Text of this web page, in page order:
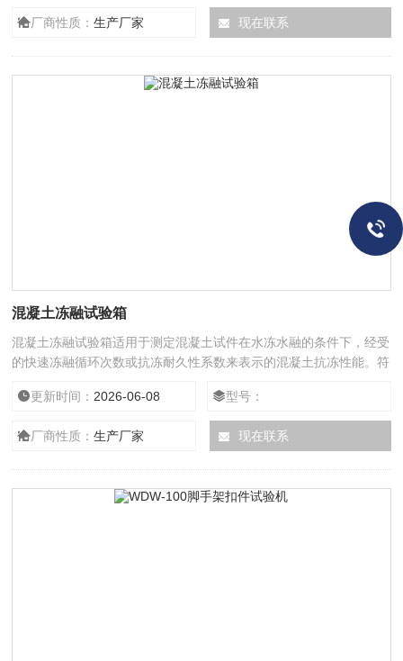
厂商性质：生产厂家 现在联系
混凝土冻融试验箱
混凝土冻融试验箱适用于测定混凝土试件在水冻水融的条件下，经受
的快速冻融循环次数或抗冻耐久性系数来表示的混凝土抗冻性能。符
JG/T 243-2009《混凝土抗冻试验设备》 ASTM C666《混凝土快速
冻融能力的标准试验方法》 D L T5150-2001《水工混凝土试验规
程》
更新时间： 2026-06-08 型号：
厂商性质：生产厂家 现在联系